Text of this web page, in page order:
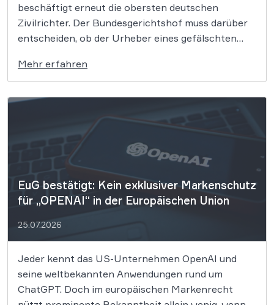
beschäftigt erneut die obersten deutschen
Zivilrichter. Der Bundesgerichtshof muss darüber
entscheiden, ob der Urheber eines gefälschten
ausgehändigt wird. Der Fall offenbart eine
hochkomplexe juristische Mechanik rund um den
Rückerwerb von Eigentum nach einer
Rückabwicklung. Wenn Kunst, Millionenbeträge
und gefälschte Meisterwerke […]
Mehr erfahren
EuG bestätigt: Kein exklusiver Markenschutz
für „OPENAI“ in der Europäischen Union
25.07.2026
Jeder kennt das US-Unternehmen OpenAI und
seine weltbekannten Anwendungen rund um
ChatGPT. Doch im europäischen Markenrecht